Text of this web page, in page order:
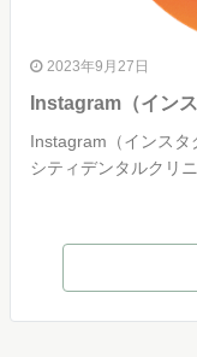
2023年9月27日
Instagram（イン
Instagram（インス
シティデンタルクリ